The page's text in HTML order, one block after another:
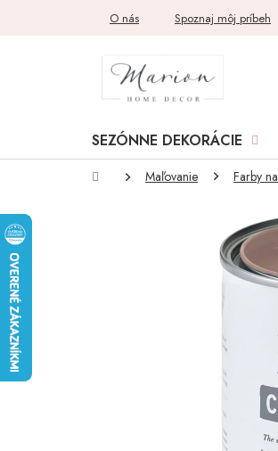
O nás Spoznaj môj príbeh
SEZÓNNE DEKORÁCIE
DomovMaľovanie Farby